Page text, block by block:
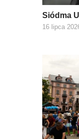
Siódma
16 lipca